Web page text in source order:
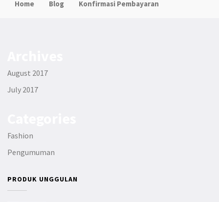
Home Blog Konfirmasi Pembayaran
August 2017
July 2017
Fashion
Pengumuman
PRODUK UNGGULAN